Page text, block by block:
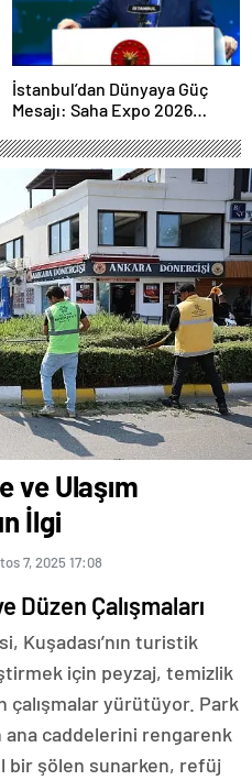
İstanbul’dan Dünyaya Güç
Mesajı: Saha Expo 2026
ve Ulaşım
İlgi
7, 2025 17:08
Düzen Çalışmaları
Kuşadası’nın turistik
için peyzaj, temizlik
çalışmalar yürütüyor. Park
caddelerini rengarenk
bir şölen sunarken, refüj